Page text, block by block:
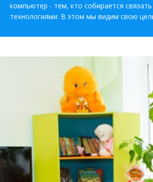
компьютер - тем, кто собирается
технологиями. В этом мы видим свою